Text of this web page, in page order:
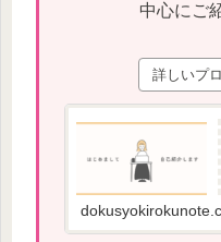
中心にご
詳しいプ